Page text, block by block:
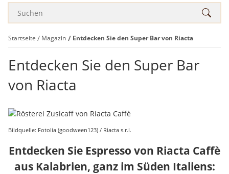
Startseite Magazin Entdecken Sie den Super Bar von Riacta
Entdecken Sie den Super Bar
von Riacta
Bildquelle: Fotolia (goodween123) / Riacta s.r.l.
Entdecken Sie Espresso von Riacta Caffè
aus Kalabrien, ganz im Süden Italiens: